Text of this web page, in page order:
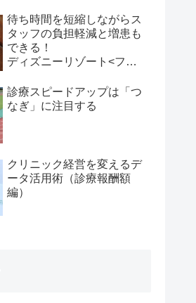
待ち時間を短縮しながらス
タッフの負担軽減と増患も
できる！
ディズニーリゾート<ファ
帯予約」活用術 その１
診療スピードアップは「つ
なぎ」に注目する
クリニック経営を変えるデ
ータ活用術（診療報酬額
編）